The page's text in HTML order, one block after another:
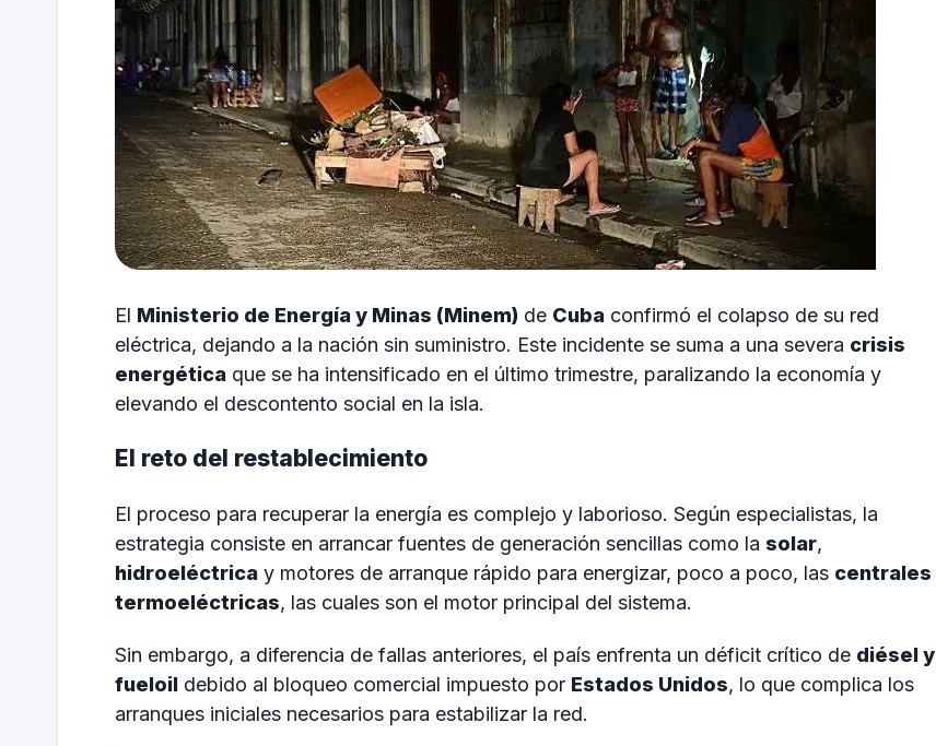
El Ministerio de Energía y Minas (Minem) de Cuba confirmó el colapso de su red
eléctrica, dejando a la nación sin suministro. Este incidente se suma a una severa crisis
energética que se ha intensificado en el último trimestre, paralizando la economía y
elevando el descontento social en la isla.
El reto del restablecimiento
El proceso para recuperar la energía es complejo y laborioso. Según especialistas, la
estrategia consiste en arrancar fuentes de generación sencillas como la solar,
hidroeléctrica y motores de arranque rápido para energizar, poco a poco, las centrales
termoeléctricas, las cuales son el motor principal del sistema.
Sin embargo, a diferencia de fallas anteriores, el país enfrenta un déficit crítico de diésel y
fueloil debido al bloqueo comercial impuesto por Estados Unidos, lo que complica los
arranques iniciales necesarios para estabilizar la red.